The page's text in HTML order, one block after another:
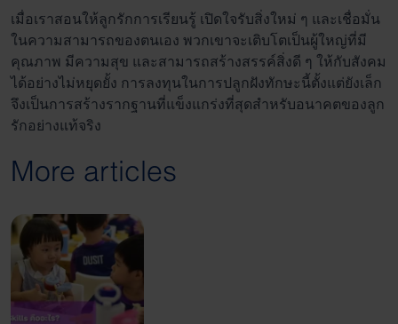
เมื่อเราสอนให้ลูกรักการเรียนรู้ เปิดใจรับสิ่งใหม่ ๆ และเชื่อมั่น
ในความสามารถของตนเอง พวกเขาจะเติบโตเป็นผู้ใหญ่ที่มี
คุณภาพ มีความสุข และสามารถสร้างสรรค์สิ่งดี ๆ ให้กับสังคม
ได้อย่างไม่หยุดยั้ง การลงทุนในการปลูกฝังทักษะนี้ตั้งแต่ยังเล็ก
จึงเป็นการสร้างรากฐานที่แข็งแกร่งที่สุดสำหรับอนาคตของลูก
รักอย่างแท้จริง
More articles